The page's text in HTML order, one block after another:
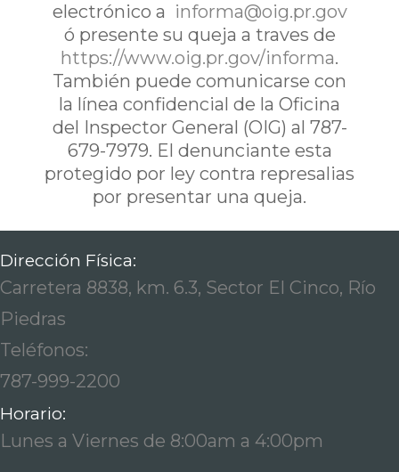
electrónico a informa@oig.pr.gov
ó presente su queja a traves de
https://www.oig.pr.gov/informa.
También puede comunicarse con
la línea confidencial de la Oficina
del Inspector General (OIG) al 787-
679-7979. El denunciante esta
protegido por ley contra represalias
por presentar una queja.
Dirección Física:
Carretera 8838, km. 6.3, Sector El Cinco, Río
Piedras
Teléfonos:
787-999-2200
Horario:
Lunes a Viernes de 8:00am a 4:00pm